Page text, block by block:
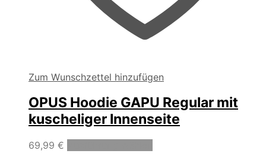
Zum Wunschzettel hinzufügen
OPUS Hoodie GAPU Regular mit
kuscheliger Innenseite
69,99 €